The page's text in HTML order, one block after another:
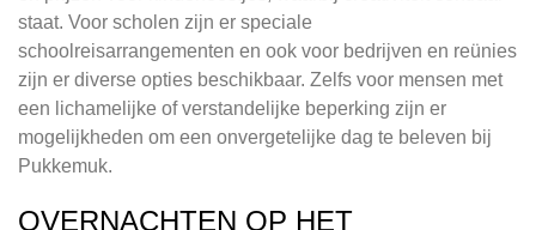
staat. Voor scholen zijn er speciale
schoolreisarrangementen en ook voor bedrijven en reünies
zijn er diverse opties beschikbaar. Zelfs voor mensen met
een lichamelijke of verstandelijke beperking zijn er
mogelijkheden om een onvergetelijke dag te beleven bij
Pukkemuk.
OVERNACHTEN OP HET